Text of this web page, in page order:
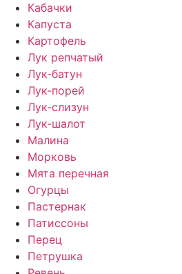
Кабачки
Капуста
Картофель
Лук репчатый
Лук-батун
Лук-порей
Лук-слизун
Лук-шалот
Малина
Морковь
Мята перечная
Огурцы
Пастернак
Патиссоны
Перец
Петрушка